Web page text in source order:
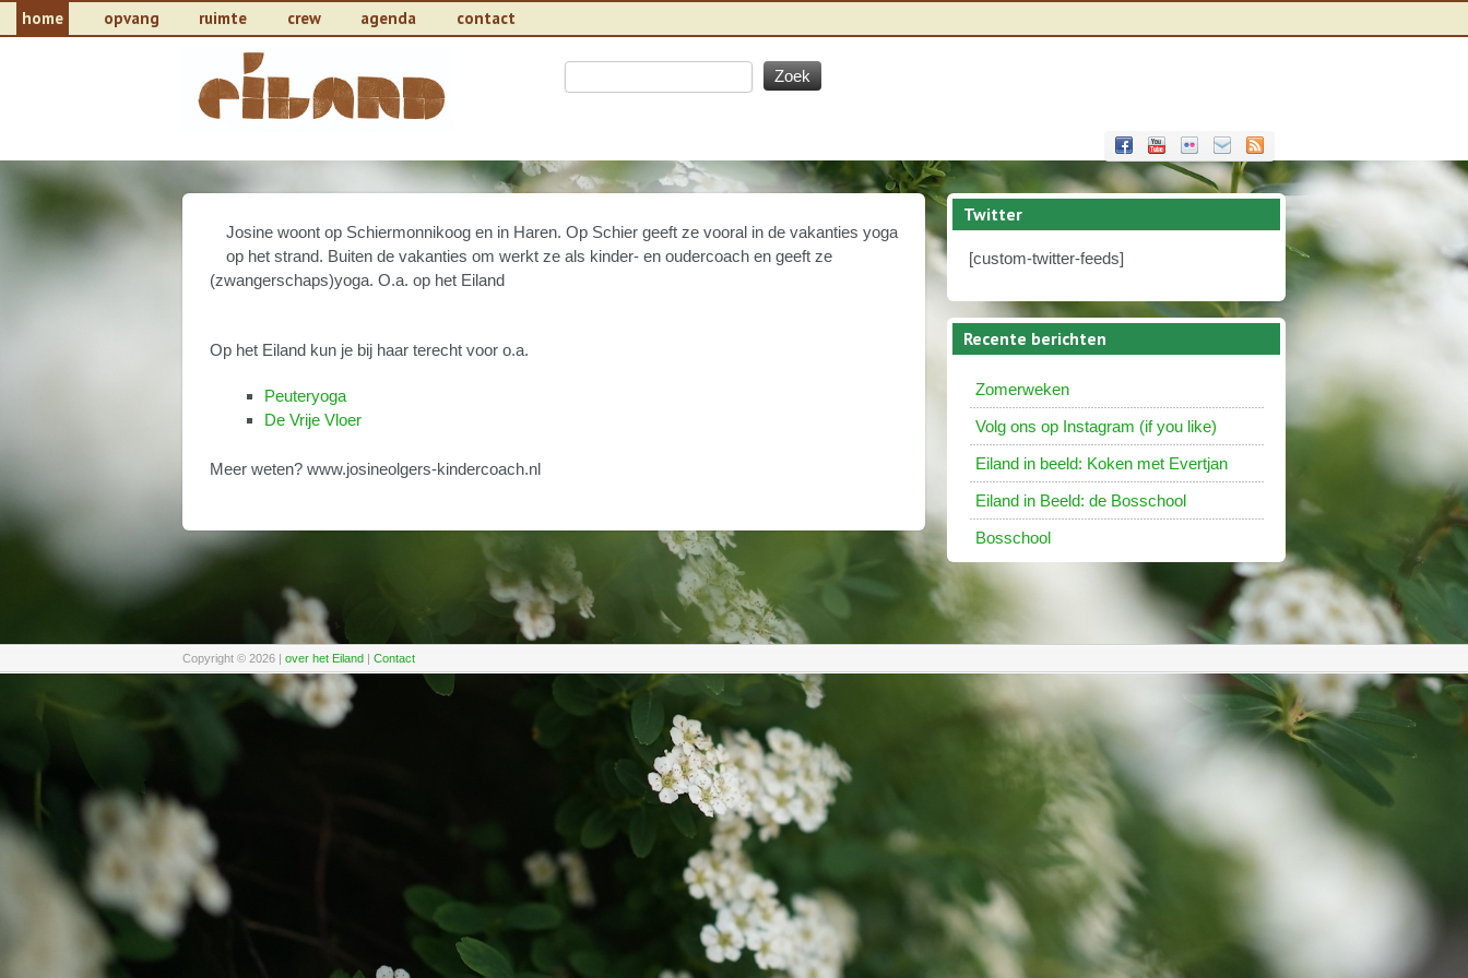
home opvang ruimte crew agenda contact
Josine woont op Schiermonnikoog en in Haren. Op Schier geeft ze vooral in de vakanties yoga
op het strand. Buiten de vakanties om werkt ze als kinder- en oudercoach en geeft ze
(zwangerschaps)yoga. O.a. op het Eiland
Op het Eiland kun je bij haar terecht voor o.a.
Peuteryoga
De Vrije Vloer
Meer weten? www.josineolgers-kindercoach.nl
Twitter
[custom-twitter-feeds]
Recente berichten
Zomerweken
Volg ons op Instagram (if you like)
Eiland in beeld: Koken met Evertjan
Eiland in Beeld: de Bosschool
Bosschool
Copyright © 2026 | over het Eiland | Contact